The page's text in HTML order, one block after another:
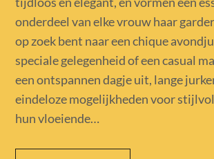
onderdeel van elke vrouw haar
op zoek bent naar een chique
speciale gelegenheid of een casual
een ontspannen dagje uit, lange
eindeloze mogelijkheden voor
hun vloeiende…